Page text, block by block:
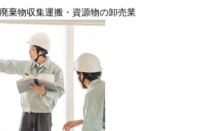
棄物収集運搬・資源物の卸売業